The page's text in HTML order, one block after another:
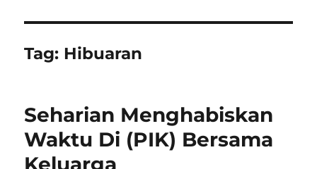
Tag: Hibuaran
Seharian Menghabiskan
Waktu Di (PIK) Bersama
Keluarga